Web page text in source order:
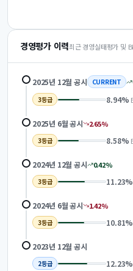
경영평가 이력최근 경영실태평가 및
2025년 12월 공시 CURRENT
3등급 8.94%
2025년 6월공시 2.65%
3등급 8.58%
2024년 12월 공시 0.42%
3등급 11.23%
2024년 6월공시 1.42%
3등급 10.81%
2023년 12월 공시
2등급 12.23%